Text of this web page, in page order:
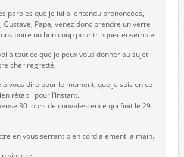
paroles que je lui ai entendu prononcées,
Gustave, Papa, venez donc prendre un verre
boire un bon coup pour trinquer ensemble.
tout ce que je peux vous donner au sujet
cher regretté.
à vous dire pour le moment, que je suis en ce
rétabli pour l’instant.
30 jours de convalescence qui finit le 29
en vous serrant bien cordialement la main.